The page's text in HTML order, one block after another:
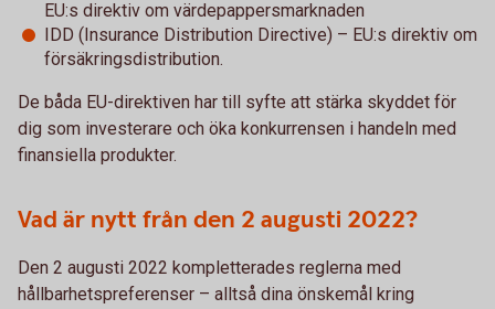
EU:s direktiv om värdepappersmarknaden
IDD (Insurance Distribution Directive) – EU:s direktiv om
försäkringsdistribution.
De båda EU-direktiven har till syfte att stärka skyddet för
dig som investerare och öka konkurrensen i handeln med
finansiella produkter.
Vad är nytt från den 2 augusti 2022?
Den 2 augusti 2022 kompletterades reglerna med
hållbarhetspreferenser – alltså dina önskemål kring